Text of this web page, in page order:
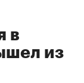
в
из